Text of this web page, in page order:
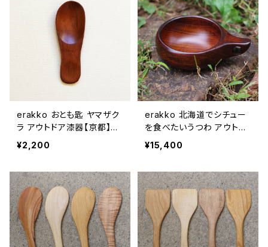
erakko おとも匙 ヤマザク
ラ アウトドア漆器【京都】
【エラッコ】【柴田漆工房】【ミ
ニスプーン】【キャンプギア】
お誕生日】
¥2,200
erakko 北海道でシチュー
を食べたいうつわ アウトド
ア漆器【京都】【エラッコ】
【柴田漆工房】【伝統工芸
【キャンプギア】【ギフト プレ
ゼント】【父の日 お誕生日】
¥15,400